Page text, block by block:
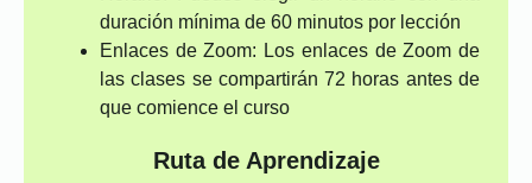
duración mínima de 60 minutos por lección
Enlaces de Zoom: Los enlaces de Zoom de
las clases se compartirán 72 horas antes de
que comience el curso
Ruta de Aprendizaje